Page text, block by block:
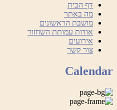
דף הבית
מה באתר
מושבת הראשונים
אודות עמותת השחזור
אירועים
צור קשר
Calendar